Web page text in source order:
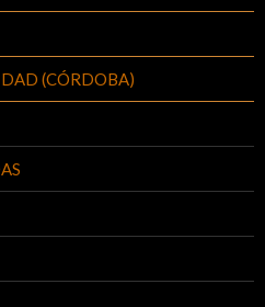
(CÓRDOBA)